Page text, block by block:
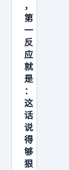
湖
人
季
后
赛
失
败
的
原
因
，
比
体
的
筹
码
报
价
，
却
是
很
难
，
第
一
反
应
就
是
：
这
话
说
得
够
狠